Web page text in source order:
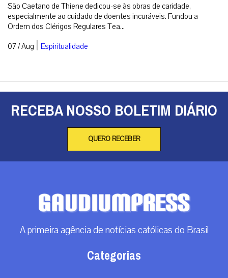
São Caetano de Thiene dedicou-se às obras de caridade,
especialmente ao cuidado de doentes incuráveis. Fundou a
Ordem dos Clérigos Regulares Tea...
07 / Aug | Espiritualidade
RECEBA NOSSO BOLETIM DIÁRIO
QUERO RECEBER
A primeira agência de notícias católicas do Brasil
Categorias